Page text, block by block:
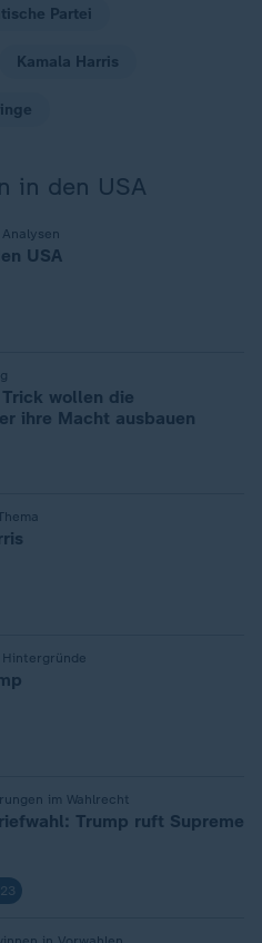
Partei
Kamala Harris
in den USA
USA
wollen die
ihre Macht ausbauen
im Wahlrecht
Trump ruft Supreme